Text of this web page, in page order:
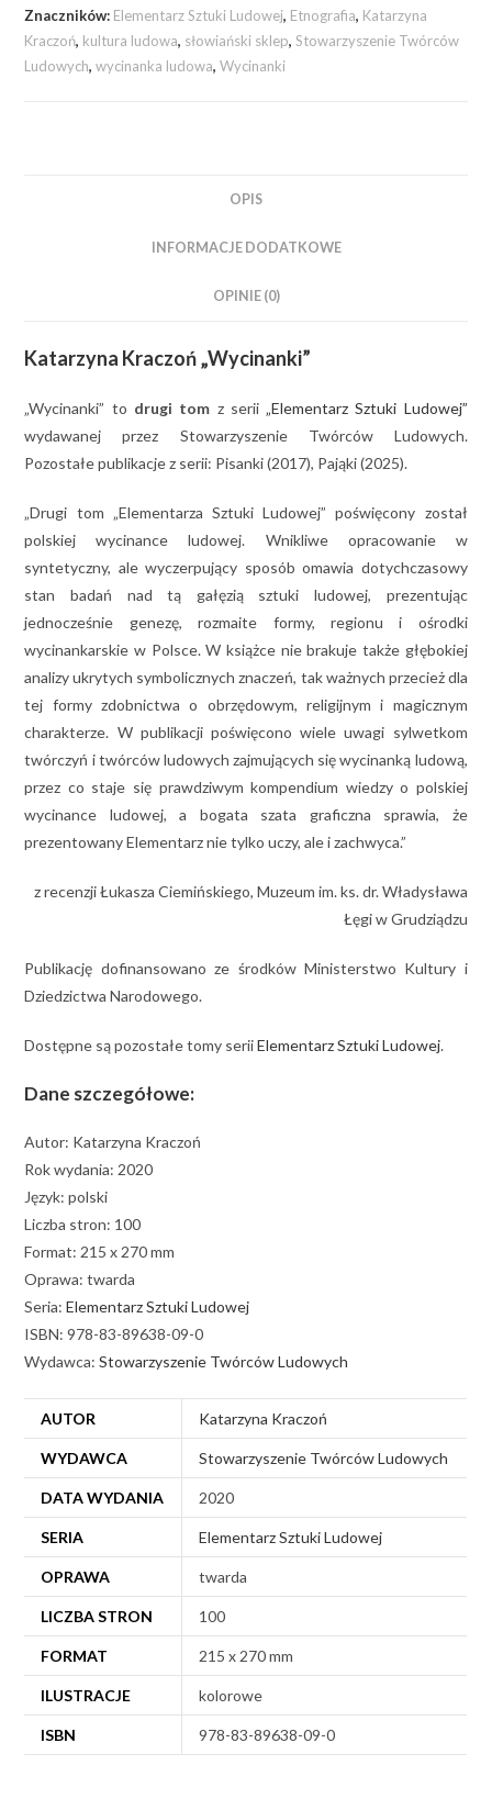
Znaczników: Elementarz Sztuki Ludowej, Etnografia, Katarzyna
Kraczoń, kultura ludowa, słowiański sklep,Stowarzyszenie Twórców
Ludowych,wycinanka ludowa,Wycinanki
OPIS
INFORMACJE DODATKOWE
OPINIE (0)
Katarzyna Kraczoń „Wycinanki”
„Wycinanki” to drugi tom z serii „Elementarz Sztuki Ludowej”
wydawanej przez Stowarzyszenie Twórców Ludowych.
Pozostałe publikacje z serii: Pisanki (2017), Pająki (2025).
„Drugi tom „Elementarza Sztuki Ludowej” poświęcony został
polskiej wycinance ludowej. Wnikliwe opracowanie w
syntetyczny, ale wyczerpujący sposób omawia dotychczasowy
stan badań nad tą gałęzią sztuki ludowej, prezentując
jednocześnie genezę, rozmaite formy, regionu i ośrodki
wycinankarskie w Polsce. W książce nie brakuje także głębokiej
analizy ukrytych symbolicznych znaczeń, tak ważnych przecież dla
tej formy zdobnictwa o obrzędowym, religijnym i magicznym
charakterze. W publikacji poświęcono wiele uwagi sylwetkom
twórczyń i twórców ludowych zajmujących się wycinanką ludową,
przez co staje się prawdziwym kompendium wiedzy o polskiej
wycinance ludowej, a bogata szata graficzna sprawia, że
prezentowany Elementarz nie tylko uczy, ale i zachwyca.”
z recenzji Łukasza Ciemińskiego, Muzeum im. ks. dr. Władysława
Łęgi w Grudziądzu
Publikację dofinansowano ze środków Ministerstwo Kultury i
Dziedzictwa Narodowego.
Dostępne są pozostałe tomy seriiElementarz Sztuki Ludowej.
Dane szczegółowe:
Autor: Katarzyna Kraczoń
Rok wydania: 2020
Język: polski
Liczba stron: 100
Format: 215 x 270 mm
Oprawa: twarda
Seria:Elementarz Sztuki Ludowej
ISBN: 978-83-89638-09-0
Wydawca:Stowarzyszenie Twórców Ludowych
AUTOR Katarzyna Kraczoń
WYDAWCA Stowarzyszenie Twórców Ludowych
DATA WYDANIA 2020
SERIA Elementarz Sztuki Ludowej
OPRAWA twarda
LICZBA STRON 100
FORMAT 215 x 270 mm
ILUSTRACJE kolorowe
ISBN 978-83-89638-09-0